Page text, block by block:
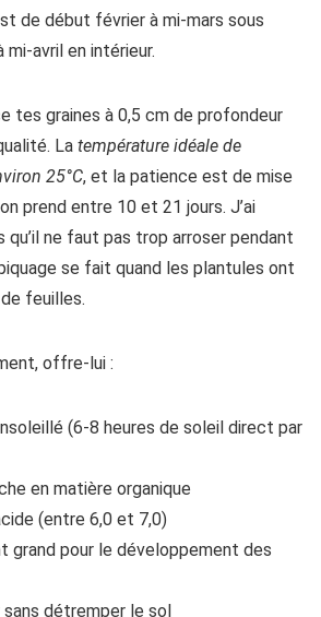
de début février à mi-mars sous
avril en intérieur.
tes graines à 0,5 cm de profondeur
La température idéale de
25°C, et la patience est de mise
prend entre 10 et 21 jours. J’ai
qu’il ne faut pas trop arroser pendant
se fait quand les plantules ont
feuilles.
offre-lui :
(6-8 heures de soleil direct par
en matière organique
(entre 6,0 et 7,0)
grand pour le développement des
sans détremper le sol